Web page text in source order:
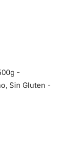
-
Sin Gluten -